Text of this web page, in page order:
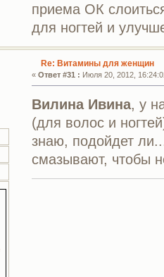
приема ОК
для ногтей и
Re: Витамины для женщин
«Ответ #31 : Июля 20, 2012,
Вилина Ивина, у
(для волос и
знаю, подойдет
смазывают, чтобы